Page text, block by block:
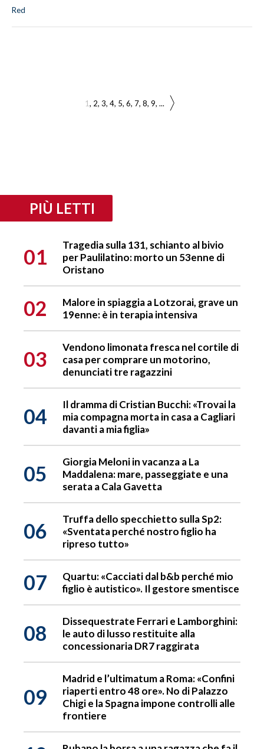
Red
1 2 3 4 5 6 7 8 9 ...
PIÙ LETTI
01
Tragedia sulla 131, schianto al bivio
per Paulilatino: morto un 53enne di
Oristano
02
Malore in spiaggia a Lotzorai, grave un
19enne: è in terapia intensiva
03
Vendono limonata fresca nel cortile di
casa per comprare un motorino,
denunciati tre ragazzini
04
Il dramma di Cristian Bucchi: «Trovai la
mia compagna morta in casa a Cagliari
davanti a mia figlia»
05
Giorgia Meloni in vacanza a La
Maddalena: mare, passeggiate e una
serata a Cala Gavetta
06
Truffa dello specchietto sulla Sp2:
«Sventata perché nostro figlio ha
ripreso tutto»
07
Quartu: «Cacciati dal b&b perché mio
figlio è autistico». Il gestore smentisce
08
Dissequestrate Ferrari e Lamborghini:
le auto di lusso restituite alla
concessionaria DR7 raggirata
09
Madrid e l’ultimatum a Roma: «Confini
riaperti entro 48 ore». No di Palazzo
Chigi e la Spagna impone controlli alle
frontiere